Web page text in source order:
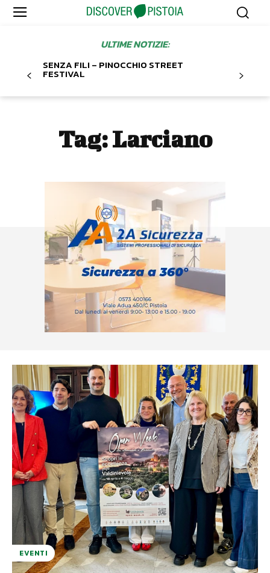
ULTIME NOTIZIE:
SENZA FILI – PINOCCHIO STREET
FESTIVAL
Tag:Larciano
EVENTI